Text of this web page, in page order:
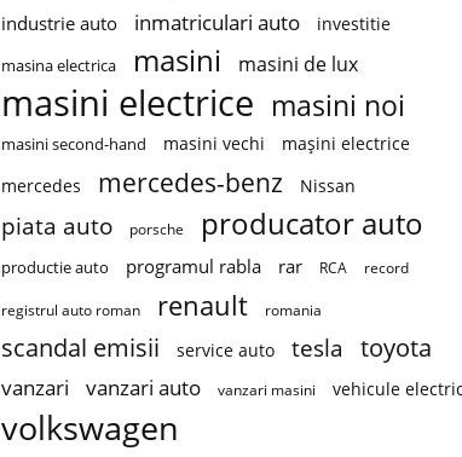
industrie auto inmatriculari auto investitie
masina electrica masini masini de lux
masini electrice masini noi
masini second-hand masini vechi
mașini electrice
mercedes
mercedes-benz Nissan
piata auto porsche producator auto
productie auto programul rabla rar RCA record
registrul auto roman renault romania
scandal emisii service auto tesla toyota
vanzari vanzari auto vanzari masini vehicule
volkswagen